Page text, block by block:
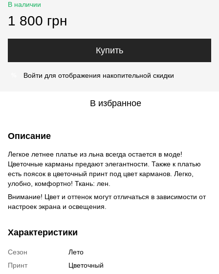
В наличии
1 800 грн
Купить
Войти для отображения накопительной скидки
В избранное
Описание
Легкое летнее платье из льна всегда остается в моде!
Цветочные карманы предают элегантности. Также к платью
есть поясок в цветочный принт под цвет карманов. Легко,
улобно, комфортно! Ткань: лен.
Внимание! Цвет и оттенок могут отличаться в зависимости от
настроек экрана и освещения.
Характеристики
Сезон
Лето
Принт
Цветочный